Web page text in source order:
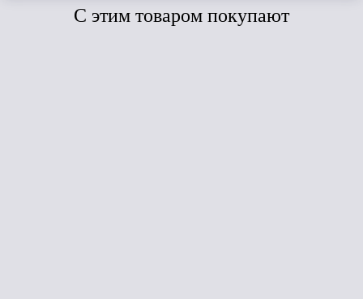
C этим товаром покупают